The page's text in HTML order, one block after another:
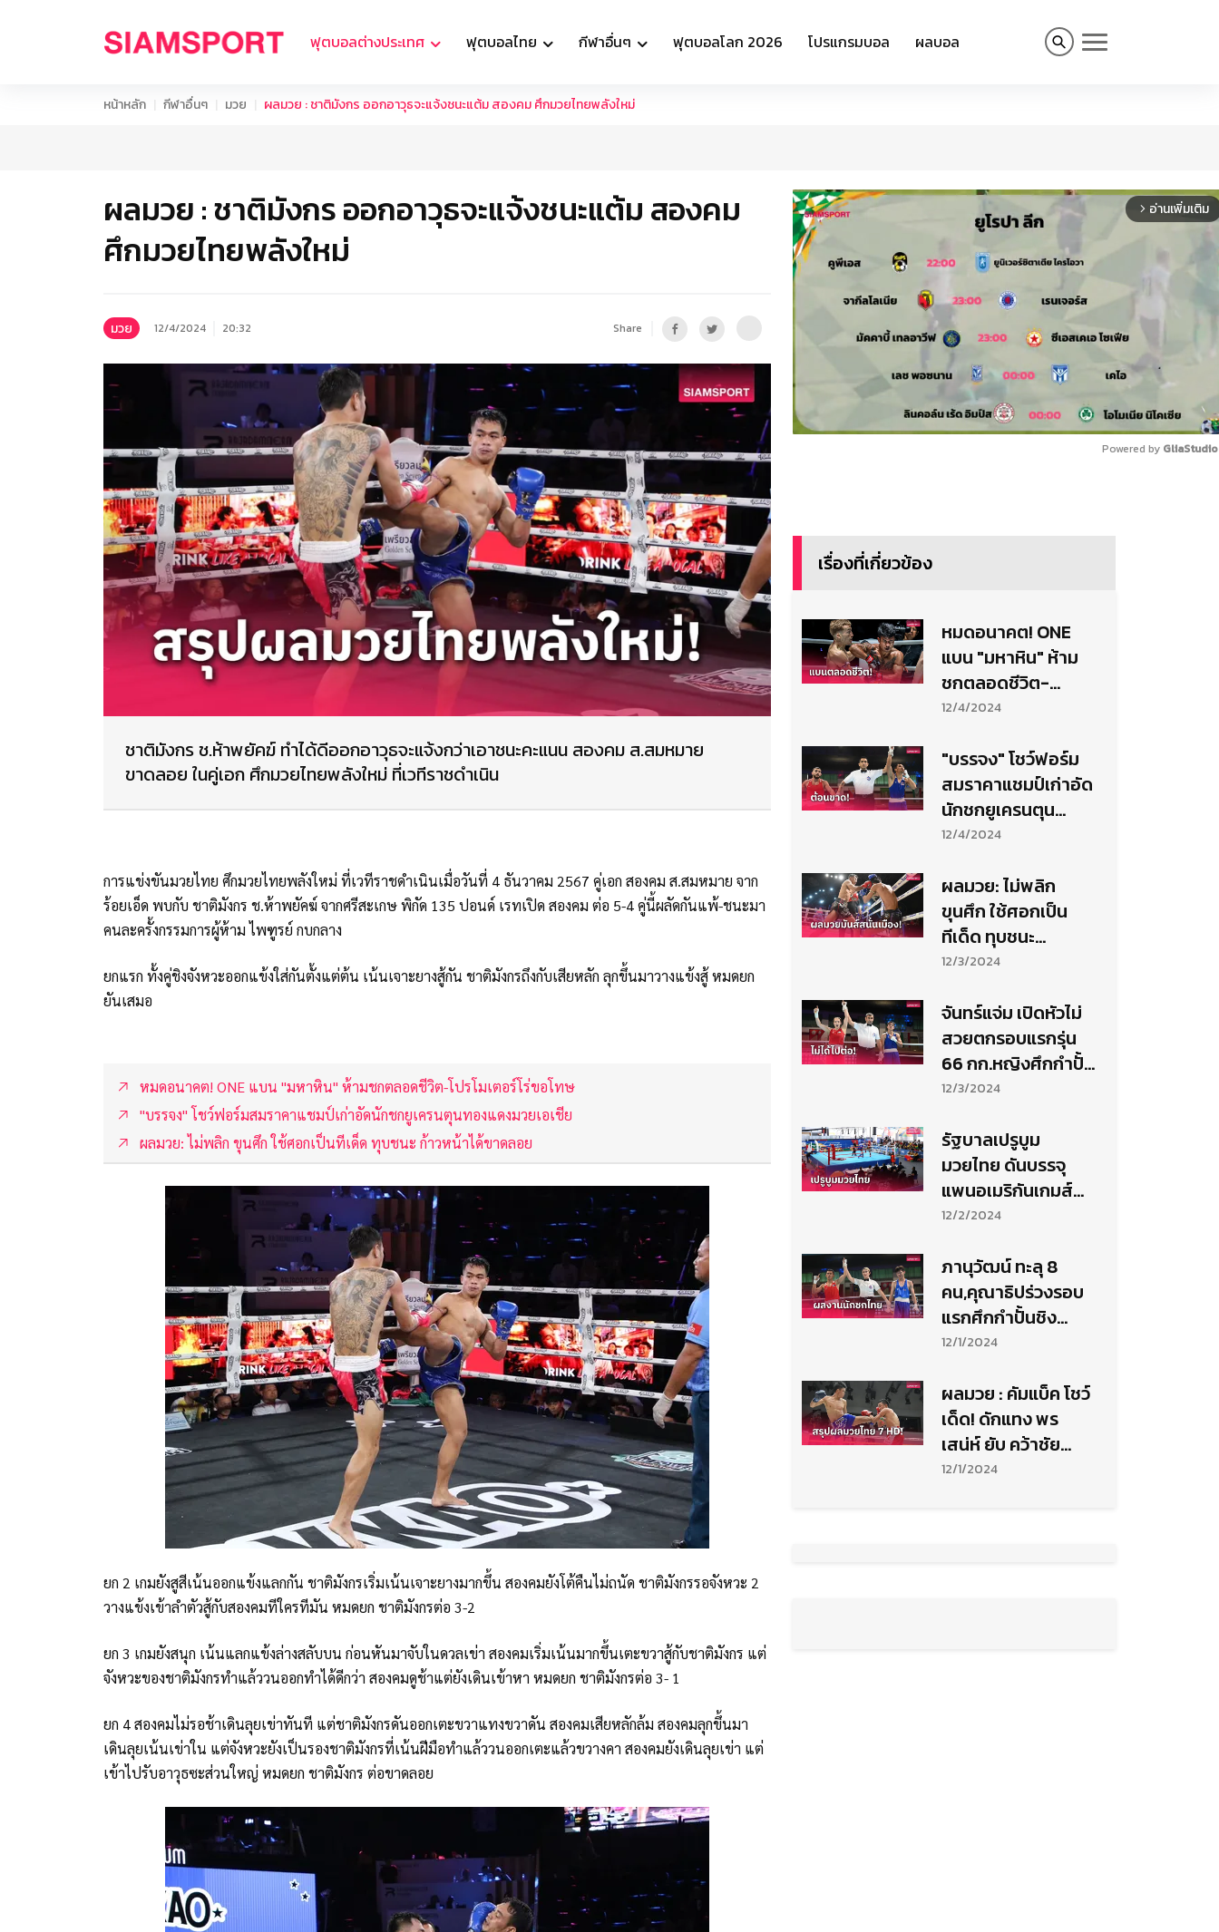
ฟุตบอลต่างประเทศ ฟุตบอลไทย กีฬาอื่นๆ ฟุตบอลโลก 2026 โปรแกรมบอล ผลบอล
หน้าหลัก กีฬาอื่นๆ มวย ผลมวย : ชาติมังกร ออกอาวุธจะแจ้งชนะแต้ม สองคม ศึกมวยไทยพลังใหม่
ผลมวย : ชาติมังกร ออกอาวุธจะแจ้งชนะแต้ม สองคม
ศึกมวยไทยพลังใหม่
มวย 12/4/2024 20:32 Share
ชาติมังกร ช.ห้าพยัคฆ์ ทำได้ดีออกอาวุธจะแจ้งกว่าเอาชนะคะแนน สองคม ส.สมหมาย
ขาดลอย ในคู่เอก ศึกมวยไทยพลังใหม่ ที่เวทีราชดำเนิน
การแข่งขันมวยไทย ศึกมวยไทยพลังใหม่ ที่เวทีราชดำเนินเมื่อวันที่ 4 ธันวาคม 2567 คู่เอก สองคม ส.สมหมาย จาก
ร้อยเอ็ด พบกับ ชาติมังกร ช.ห้าพยัคฆ์ จากศรีสะเกษ พิกัด 135 ปอนด์ เรทเปิด สองคม ต่อ 5-4 คู่นี้ผลัดกันแพ้-ชนะมา
คนละครั้งกรรมการผู้ห้าม ไพฑูรย์ กบกลาง
ยกแรก ทั้งคู่ชิงจังหวะออกแข้งใส่กันตั้งแต่ต้น เน้นเจาะยางสู้กัน ชาติมังกรถึงกับเสียหลัก ลุกขึ้นมาวางแข้งสู้ หมดยก
ยันเสมอ
หมดอนาคต! ONE แบน "มหาหิน" ห้ามชกตลอดชีวิต-โปรโมเตอร์โร่ขอโทษ
"บรรจง" โชว์ฟอร์มสมราคาแชมป์เก่าอัดนักชกยูเครนตุนทองแดงมวยเอเชีย
ผลมวย: ไม่พลิก ขุนศึก ใช้ศอกเป็นทีเด็ด ทุบชนะ ก้าวหน้าได้ขาดลอย
ยก 2 เกมยังสูสีเน้นออกแข้งแลกกัน ชาติมังกรเริ่มเน้นเจาะยางมากขึ้น สองคมยังโต้คืนไม่ถนัด ชาติมังกรรอจังหวะ 2
วางแข้งเข้าลำตัวสู้กับสองคมทีใครทีมัน หมดยก ชาติมังกรต่อ 3-2
ยก 3 เกมยังสนุก เน้นแลกแข้งล่างสลับบน ก่อนหันมาจับในดวลเข่า สองคมเริ่มเน้นมากขึ้นเตะขวาสู้กับชาติมังกร แต่
จังหวะของชาติมังกรทำแล้ววนออกทำได้ดีกว่า สองคมดูช้าแต่ยังเดินเข้าหา หมดยก ชาติมังกรต่อ 3- 1
ยก 4 สองคมไม่รอช้าเดินลุยเข่าทันที แต่ชาติมังกรดันออกเตะขวาแทงขวาดัน สองคมเสียหลักล้ม สองคมลุกขึ้นมา
เดินลุยเน้นเข่าใน แต่จังหวะยังเป็นรองชาติมังกรที่เน้นฝีมือทำแล้ววนออกเตะแล้วขวางคา สองคมยังเดินลุยเข่า แต่
เข้าไปรับอาวุธซะส่วนใหญ่ หมดยก ชาติมังกร ต่อขาดลอย
arrow_forward_ios อ่านเพิ่มเติม
Powered by
เรื่องที่เกี่ยวข้อง
หมดอนาคต! ONE
แบน "มหาหิน" ห้าม
ชกตลอดชีวิต-
โปรโมเตอร์โร่ขอโทษ
12/4/2024
"บรรจง" โชว์ฟอร์ม
สมราคาแชมป์เก่าอัด
นักชกยูเครนตุน
ทองแดงมวยเอเชีย
12/4/2024
ผลมวย: ไม่พลิก
ขุนศึก ใช้ศอกเป็น
ทีเด็ด ทุบชนะ
ก้าวหน้าได้ขาดลอย
12/3/2024
จันทร์แจ่ม เปิดหัวไม่
สวยตกรอบแรกรุ่น
66 กก.หญิงศึกกำปั้น
เอเชีย
12/3/2024
รัฐบาลเปรูบูม
มวยไทย ดันบรรจุ
แพนอเมริกันเกมส์
ต่อยอดต่อยโอลิมปิก
12/2/2024
ภานุวัฒน์ ทะลุ 8
คน,คุณาธิปร่วงรอบ
แรกศึกกำปั้นชิง
แชมป์เอเชีย
12/1/2024
ผลมวย : คัมแบ็ค โชว์
เด็ด! ดักแทง พร
เสน่ห์ ยับ คว้าชัย
ขาดลอย
12/1/2024